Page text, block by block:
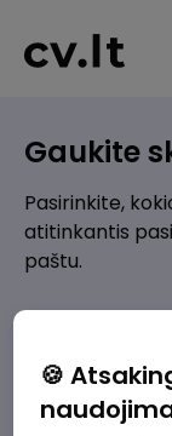
Gaukite
Pasirinkite,
atitinkantis
paštu.
Pridėti naują
🍪